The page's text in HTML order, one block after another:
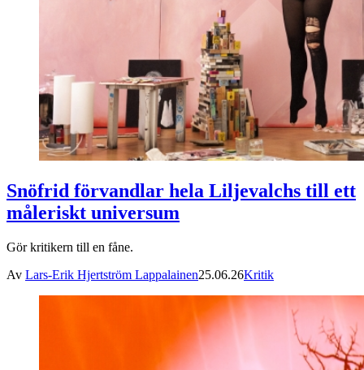
Snöfrid förvandlar hela Liljevalchs till ett
måleriskt universum
Gör kritikern till en fåne.
Av Lars-Erik Hjertström Lappalainen25.06.26Kritik